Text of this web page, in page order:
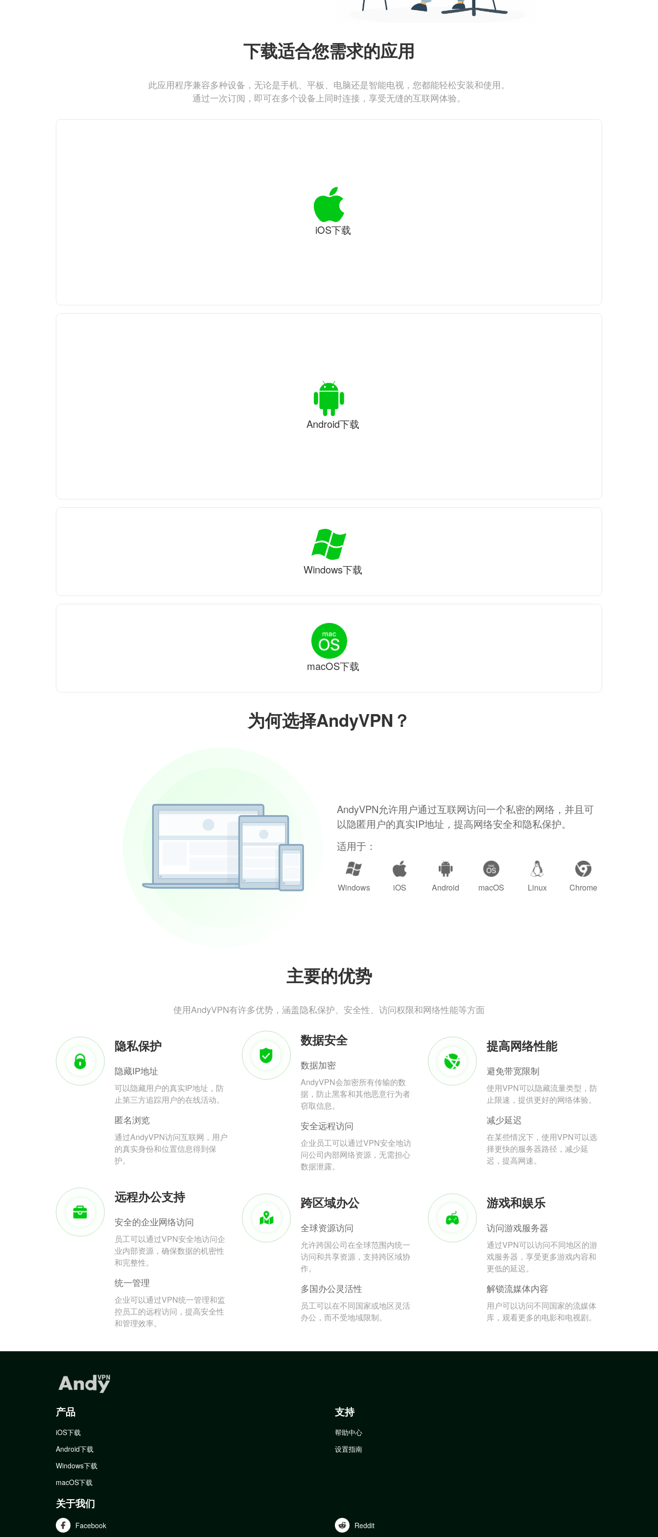
为何选择AndyVPN？
AndyVPN允许用户通过互联网访问一个私密的网络，并且可
以隐匿用户的真实IP地址，提高网络安全和隐私保护。
适用于：
Windows iOS Android macOS Linux Chrome
主要的优势
使用AndyVPN有许多优势，涵盖隐私保护、安全性、访问权限和网络性能等方面
隐私保护
隐藏IP地址
可以隐藏用户的真实IP地址，防
止第三方追踪用户的在线活动。
匿名浏览
通过AndyVPN访问互联网，用户
的真实身份和位置信息得到保
护。
数据安全
数据加密
AndyVPN会加密所有传输的数
据，防止黑客和其他恶意行为者
窃取信息。
安全远程访问
企业员工可以通过VPN安全地访
问公司内部网络资源，无需担心
数据泄露。
提高网络性能
避免带宽限制
使用VPN可以隐藏流量类型，防
止限速，提供更好的网络体验。
减少延迟
在某些情况下，使用VPN可以选
择更快的服务器路径，减少延
迟，提高网速。
远程办公支持
安全的企业网络访问
员工可以通过VPN安全地访问企
业内部资源，确保数据的机密性
和完整性。
统一管理
企业可以通过VPN统一管理和监
控员工的远程访问，提高安全性
和管理效率。
跨区域办公
全球资源访问
允许跨国公司在全球范围内统一
访问和共享资源，支持跨区域协
作。
多国办公灵活性
员工可以在不同国家或地区灵活
办公，而不受地域限制。
游戏和娱乐
访问游戏服务器
通过VPN可以访问不同地区的游
戏服务器，享受更多游戏内容和
更低的延迟。
解锁流媒体内容
用户可以访问不同国家的流媒体
库，观看更多的电影和电视剧。
下载适合您需求的应用
此应用程序兼容多种设备，无论是手机、平板、电脑还是智能电视，您都能轻松安装和使用。
通过一次订阅，即可在多个设备上同时连接，享受无缝的互联网体验。
iOS下载
Android下载
Windows下载
macOS下载
产品
iOS下载
Android下载
Windows下载
macOS下载
支持
帮助中心
设置指南
关于我们
Facebook Reddit